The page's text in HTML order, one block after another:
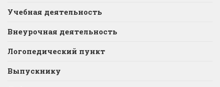
Учебная деятельность
Внеурочная деятельность
Логопедический пункт
Выпускнику